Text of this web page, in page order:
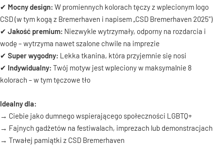
✔ Mocny design: W promiennych kolorach tęczy z wplecionym logo
CSD (w tym kogą z Bremerhaven i napisem „CSD Bremerhaven 2025”)
✔ Jakość premium: Niezwykle wytrzymały, odporny na rozdarcia i
wodę – wytrzyma nawet szalone chwile na imprezie
✔ Super wygodny: Lekka tkanina, która przyjemnie się nosi
✔ Indywidualny: Twój motyw jest wpleciony w maksymalnie 8
kolorach – w tym tęczowe tło
Idealny dla:
→ Ciebie jako dumnego wspierającego społeczności LGBTQ+
→ Fajnych gadżetów na festiwalach, imprezach lub demonstracjach
→ Trwałej pamiątki z CSD Bremerhaven